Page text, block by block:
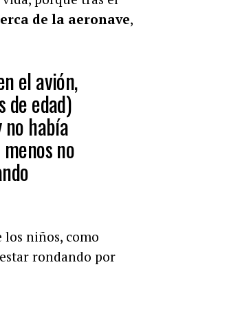
de la aeronave,
el avión,
de edad)
había
no
los niños, como
rondando por